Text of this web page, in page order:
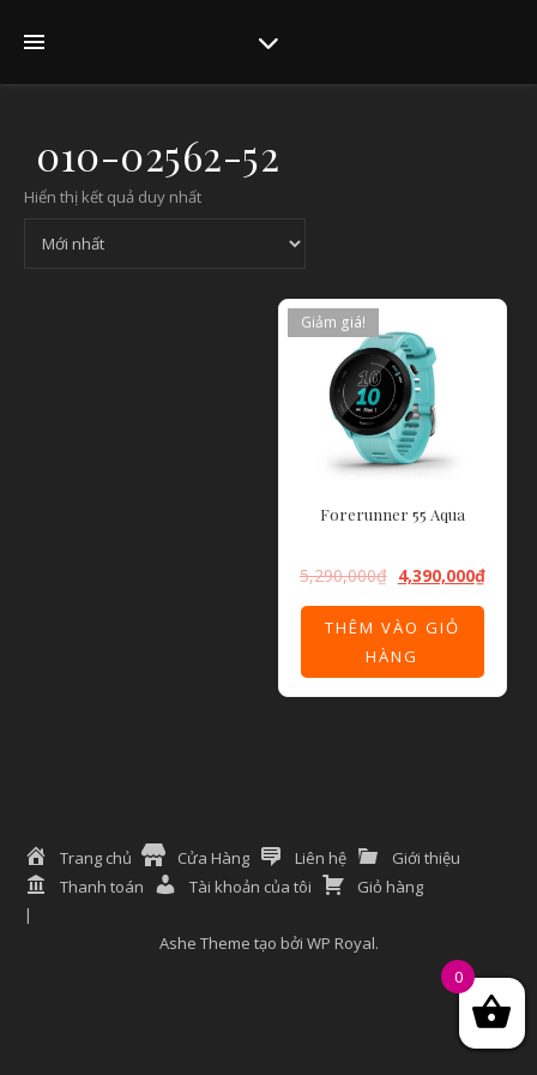
010-02562-52
Hiển thị kết quả duy nhất
Giảm giá!
Forerunner 55 Aqua
5,290,000₫ 4,390,000₫
THÊM VÀO GIỎ
HÀNG
Trang chủ Cửa Hàng Liên hệ
Giới thiệu
Thanh toán
Tài khoản của tôi Giỏ hàng
Ashe Theme tạo bởi WP Royal.
0